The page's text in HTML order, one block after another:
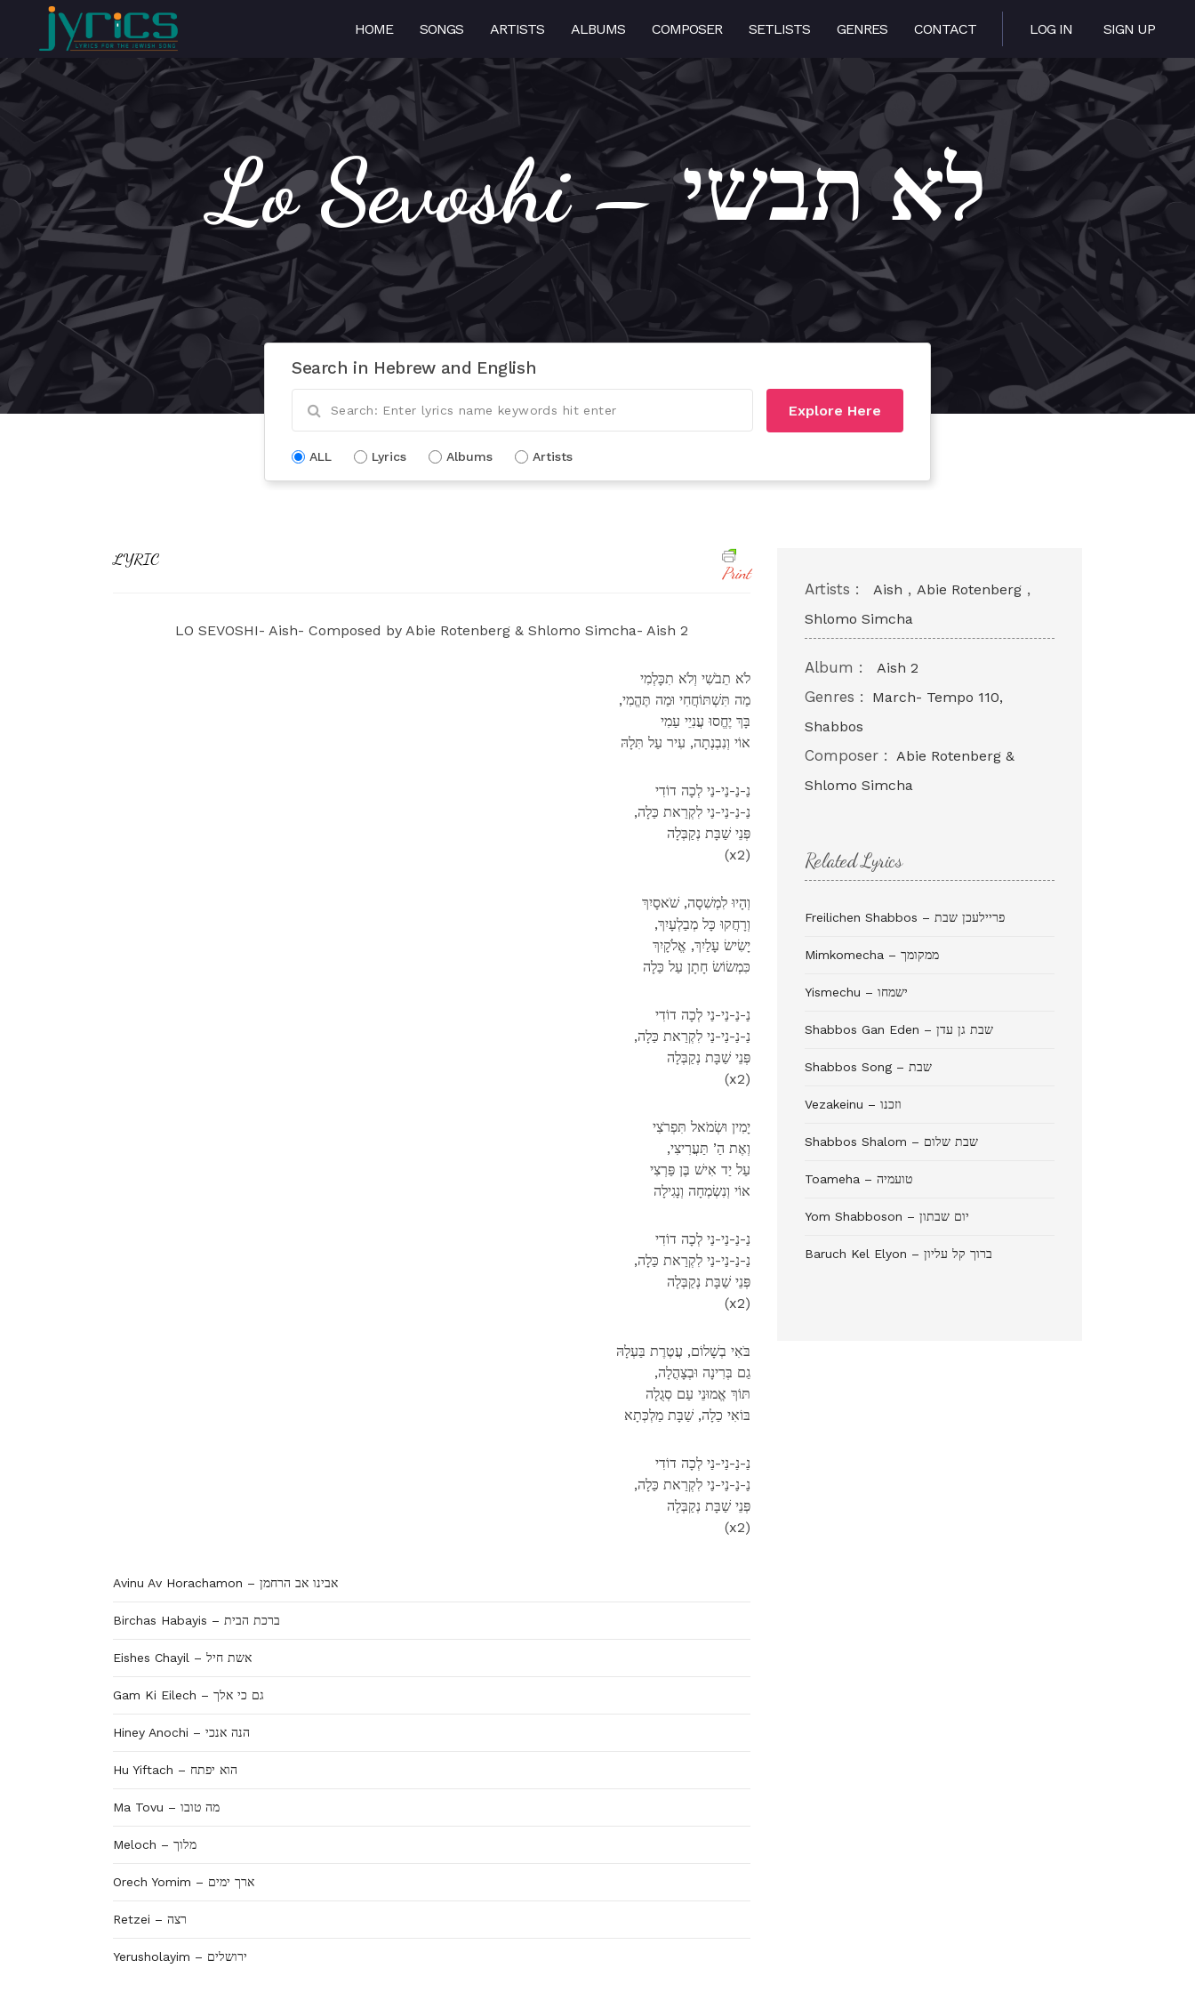
HOME SONGS ARTISTS ALBUMS COMPOSER SETLISTS GENRES CONTACT LOG IN SIGN UP
Lo Sevoshi – לא תבשי
Search in Hebrew and English
Explore Here
ALL Lyrics Albums Artists
LYRIC
Print
LO SEVOSHI- Aish- Composed by Abie Rotenberg & Shlomo Simcha- Aish 2
לֹא תֵבֹשִׁי וְלֹא תִכָּלְמִי
,מַה תִּשְׁתּוֹחֲחִי וּמַה תֶּהֱמִי
בָּךְ יֶחֱסוּ עֲנִיֵי עַמִי
אוֹי וְנִבְנְתָה, עִיר עַל תִּלָהּ
נַ-נַ-נַי-נַי לְכָה דוֹדִי
,נַ-נַ-נַי-נַי לִקְרַאת כַּלָה
פְּנֵי שַׁבָּת נְקַבְּלָה
(x2)
וְהָיוּ לִמְשִׁסָה, שֹׁאסָיִךְ
,וְרָחֲקוּ כָּל מְבַלְעָיִךְ
יָשִׂישׂ עָלַיִךְ, אֱלֹקָיִךְ
כִּמְשׂוֹשׂ חָתָן עַל כַּלָה
נַ-נַ-נַי-נַי לְכָה דוֹדִי
,נַ-נַ-נַי-נַי לִקְרַאת כַּלָה
פְּנֵי שַׁבָּת נְקַבְּלָה
(x2)
יָמִין וּשְׂמֹאל תִּפְרֹצִי
,וְאֶת הַ’ תַּעֲרִיצִי
עַל יַד אִישׁ בֶּן פַּרְצִי
אוֹי וְנִשְׂמְחָה וְנָגִילָה
נַ-נַ-נַי-נַי לְכָה דוֹדִי
,נַ-נַ-נַי-נַי לִקְרַאת כַּלָה
פְּנֵי שַׁבָּת נְקַבְּלָה
(x2)
בֹּאִי בְשָׁלוֹם, עֲטֶרֶת בַּעְלָהּ
,גַם בְּרִינָה וּבְצָהֳלָה
תּוֹךְ אֱמוּנֵי עַם סְגֻלָה
בּוֹאִי כַלָה, שַׁבָּת מַלְכְּתָא
נַ-נַ-נַי-נַי לְכָה דוֹדִי
,נַ-נַ-נַי-נַי לִקְרַאת כַּלָה
פְּנֵי שַׁבָּת נְקַבְּלָה
(x2)
Avinu Av Horachamon – אבינו אב הרחמן
Birchas Habayis – ברכת הבית
Eishes Chayil – אשת חיל
Gam Ki Eilech – גם כי אלך
Hiney Anochi – הנה אנכי
Hu Yiftach – הוא יפתח
Ma Tovu – מה טובו
Meloch – מלוך
Orech Yomim – ארך ימים
Retzei – רצה
Yerusholayim – ירושלים
Artists : Aish , Abie Rotenberg,
Shlomo Simcha
Album : Aish 2
Genres :
March- Tempo 110,
Shabbos
Composer :
Abie Rotenberg &
Shlomo Simcha
Related Lyrics
Freilichen Shabbos – פריילעכן שבת
Mimkomecha – ממקומך
Yismechu – ישמחו
Shabbos Gan Eden – שבת גן עדן
Shabbos Song – שבת
Vezakeinu – וזכנו
Shabbos Shalom – שבת שלום
Toameha – טועמיה
Yom Shabboson – יום שבתון
Baruch Kel Elyon – ברוך קל עליון